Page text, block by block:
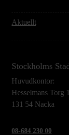
Aktuellt
Stockholms
Huvudkontor:
Hesselmans Torg
131 54 Nacka
08-684 230 00